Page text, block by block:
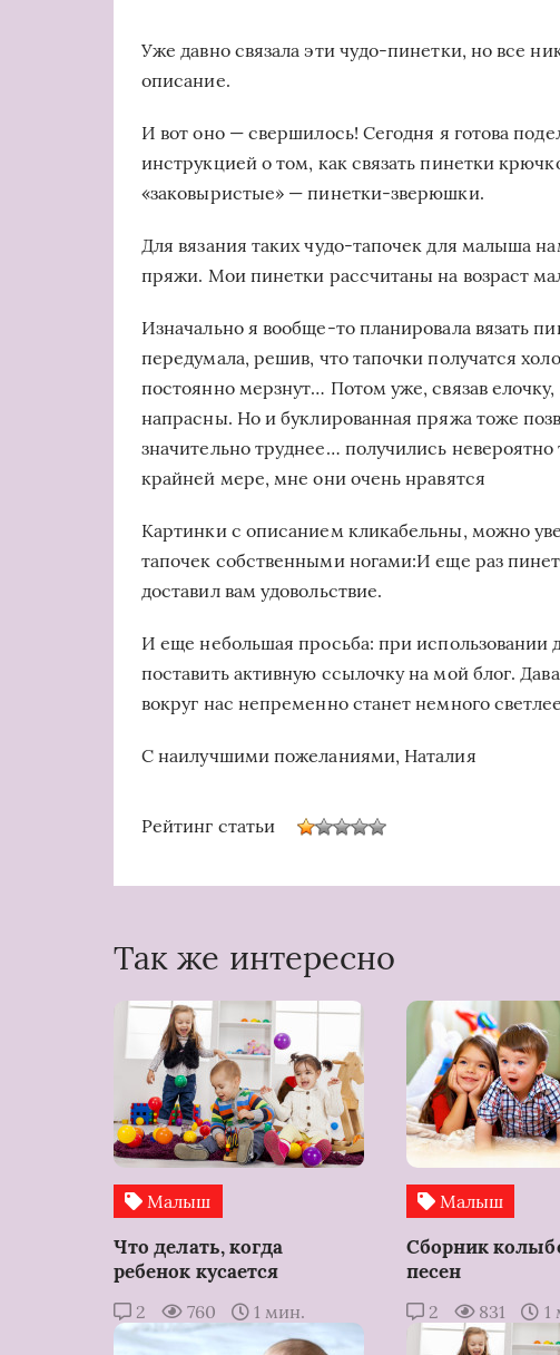
Уже давно связала эти чудо-пинетки, но все
описание.
И вот оно — свершилось! Сегодня я готова
инструкцией о том, как связать пинетки
«заковыристые» — пинетки-зверюшки.
Для вязания таких чудо-тапочек для малыша
пряжи. Мои пинетки рассчитаны на возраст
Изначально я вообще-то планировала вязать
передумала, решив, что тапочки получатся
постоянно мерзнут… Потом уже, связав
напрасны. Но и буклированная пряжа тоже
значительно труднее… получились
крайней мере, мне они очень нравятся
Картинки с описанием кликабельны, можно
тапочек собственными ногами:И еще раз
доставил вам удовольствие.
И еще небольшая просьба: при использовании
поставить активную ссылочку на мой блог.
вокруг нас непременно станет немного
С наилучшими пожеланиями, Наталия
Рейтинг статьи
Так же интересно
Малыш
Что делать, когда
ребенок кусается
2 760 1 мин.
Малыш
Сборник
песен
2 831 1